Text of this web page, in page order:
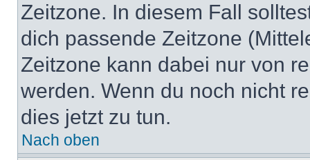
Zeitzone. In diesem Fall
dich passende Zeitzone
Zeitzone kann dabei nur von
werden. Wenn du noch nicht
dies jetzt zu tun.
Nach oben